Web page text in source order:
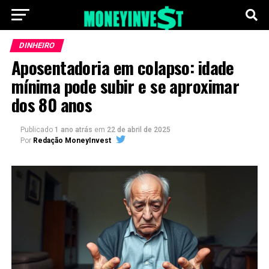
DINHEIRO
Aposentadoria em colapso: idade
mínima pode subir e se aproximar
dos 80 anos
Publicado 1 ano atrás em 22 de abril de 2025
Por Redação MoneyInvest